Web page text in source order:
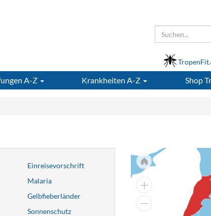
A-Z Krankheiten A-Z Shop
Einreisevorschrift
Malaria
Gelbfieberländer
Sonnenschutz